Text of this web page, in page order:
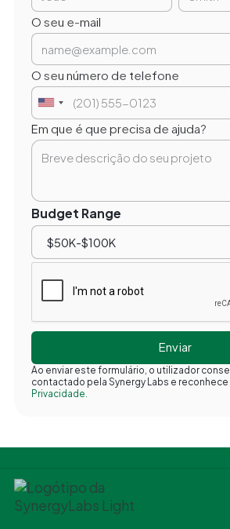
O seu e-mail
O seu número de telefone
Em que é que precisa de ajuda?
Budget Range
Ao enviar este formulário, o utilizador
contactado pela Synergy Labs e reconhece
Privacidade.